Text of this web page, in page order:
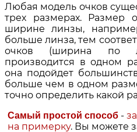
Любая модель очков
трех размерах. Размер
ширине линзы,
больше линза, тем
очков (ширина по
производится в одном
она подойдет
больше чем в одном
точно определить какой
Самый простой способ -
на примерку. Вы можете